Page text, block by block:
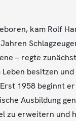
kam Rolf
– regte
besitzen
1958 beginnt
Ausbildung
zu erweitern und